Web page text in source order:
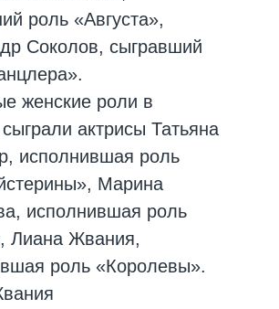
роль «Августа»,
Соколов, сыгравший
женские роли в
актрисы Татьяна
исполнившая роль
Марина
исполнившая роль
Лиана Жвания,
роль «Королевы».